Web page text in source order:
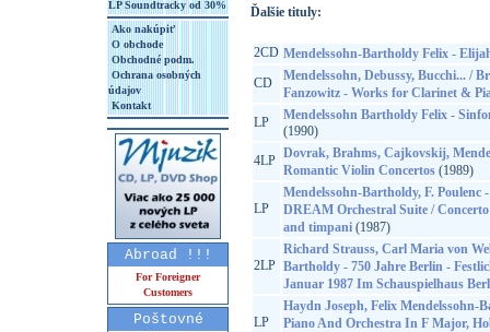
LP Soundtracky od 30%
Ako nakúpiť
O obchode
Obchodné podm.
Ochrana osobných
údajov
Kontakt
Abroad !!!
For Foreigner
Customers
Poštovné
Ďalšie tituly:
2CD Mendelssohn-Bartholdy Felix -
CD
Mendelssohn, Debussy, Bucchi... /
Fanzowitz - Works for Clarinet &
LP
Mendelssohn Bartholdy Felix -
(1990)
4LP Dovrak, Brahms, Cajkovskij,
Romantic Violin Concertos(1989)
LP
Mendelssohn-Bartholdy, F.
DREAM Orchestral Suite /
and timpani(1987)
2LP
Richard Strauss, Carl Maria von
Bartholdy - 750 Jahre Berlin -
Januar 1987 Im Schauspielhaus
LP
Haydn Joseph, Felix Mendelssohn-
Piano And Orchestra In F Major,